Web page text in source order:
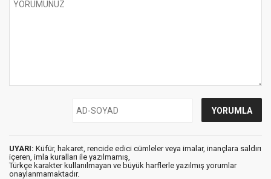
UYARI: Küfür, hakaret, rencide edici cümleler veya imalar, inançlara saldırı
içeren, imla kuralları ile yazılmamış,
Türkçe karakter kullanılmayan ve büyük harflerle yazılmış yorumlar
onaylanmamaktadır.